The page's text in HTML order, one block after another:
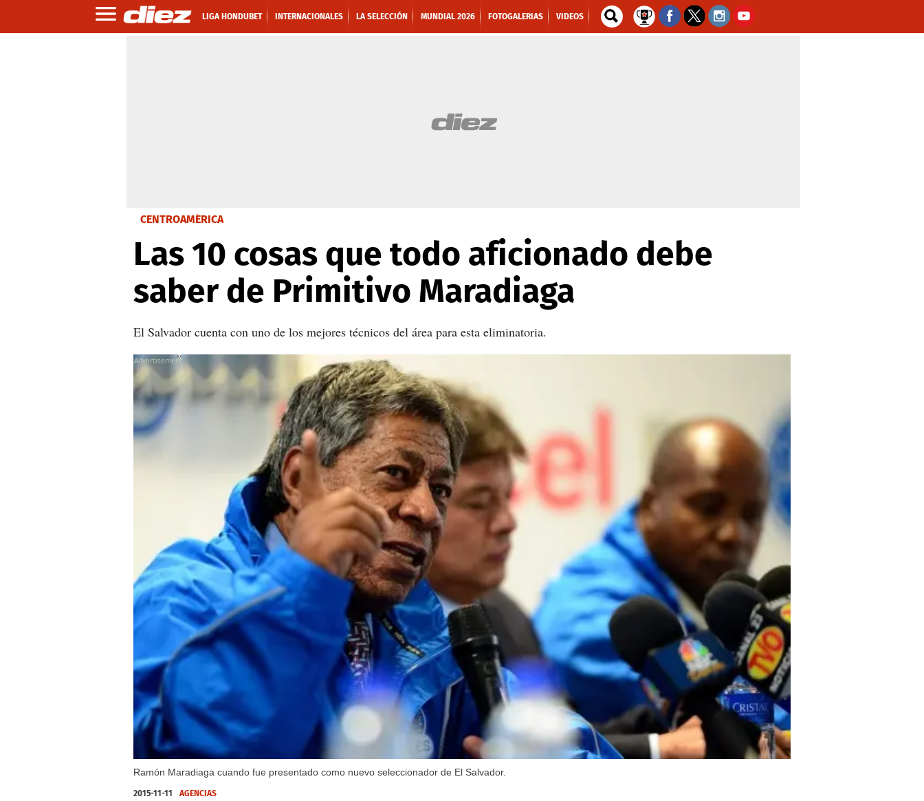
LIGA HONDUBET INTERNACIONALES LA SELECCIÓN MUNDIAL 2026 FOTOGALERIAS VIDEOS
CENTROAMÉRICA
Las 10 cosas que todo aficionado debe
saber de Primitivo Maradiaga
El Salvador cuenta con uno de los mejores técnicos del área para esta eliminatoria.
Ramón Maradiaga cuando fue presentado como nuevo seleccionador de El Salvador.
X
2015-11-11 AGENCIAS